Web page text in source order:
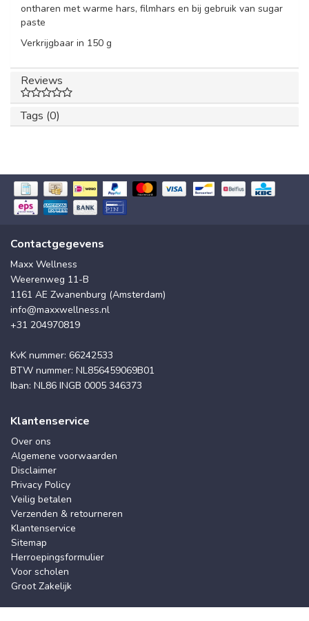
ontharen met warme hars, filmhars en bij gebruik van sugar
paste
Verkrijgbaar in 150 g
Reviews
Tags (0)
Contactgegevens
Maxx Wellness
Weerenweg 11-B
1161 AE Zwanenburg (Amsterdam)
info@maxxwellness.nl
+31 204970819
KvK nummer: 66242533
BTW nummer: NL856459069B01
Iban: NL86 INGB 0005 346373
Klantenservice
Over ons
Algemene voorwaarden
Disclaimer
Privacy Policy
Veilig betalen
Verzenden & retourneren
Klantenservice
Sitemap
Herroepingsformulier
Voor scholen
Groot Zakelijk